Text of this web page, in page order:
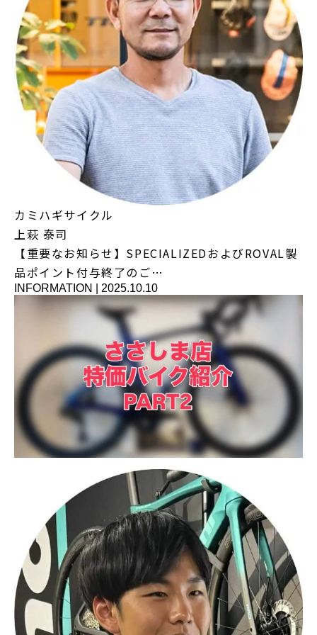
カミハギサイクル
上萩 泰司
【重要なお知らせ】SPECIALIZEDおよびROVAL製
品ポイント付与終了のご…
INFORMATION 2025.10.10